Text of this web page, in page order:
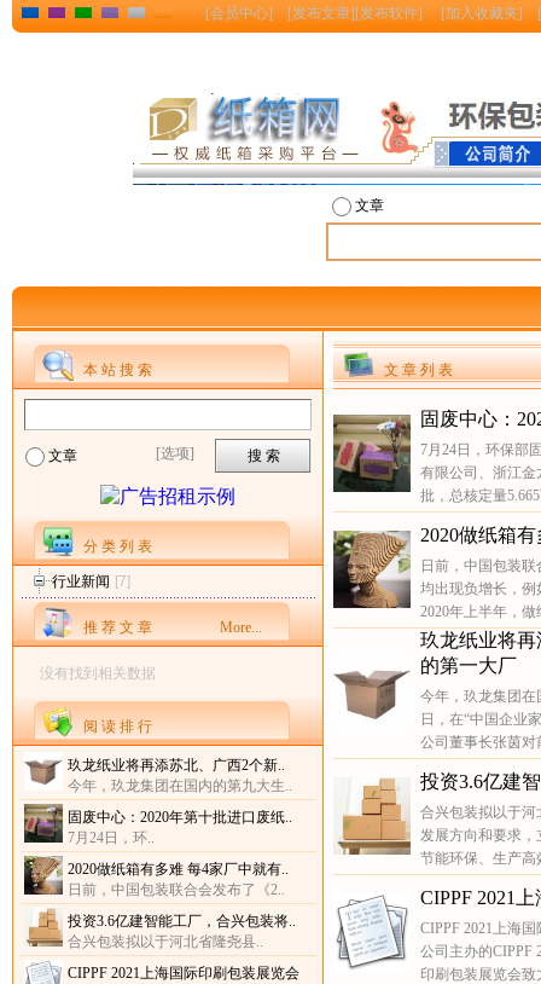
[会员中心] [发布文章][发布软件] [加入收藏夹] [
文章
本 站 搜 索
文章 [选项]
分 类 列 表
行业新闻 [7]
推 荐 文 章 More...
没有找到相关数据
阅 读 排 行
玖龙纸业将再添苏北、广西2个新..
今年，玖龙集团在国内的第九大生..
固废中心：2020年第十批进口废纸..
7月24日，环..
2020做纸箱有多难 每4家厂中就有..
日前，中国包装联合会发布了《2..
投资3.6亿建智能工厂，合兴包装将..
合兴包装拟以于河北省隆尧县..
CIPPF 2021上海国际印刷包装展览会
文 章 列 表
固废中心：
7月24日，环保部
有限公司、浙江
批，总核定量
2020做纸箱
日前，中国包装
均出现负增长，例
2020年上半年，
玖龙纸业将
的第一大厂
今年，玖龙集团在
日，在“中国企业
公司董事长张茵对
投资3.6亿建
合兴包装拟以于河
发展方向和要求，
节能环保、生产高
CIPPF 2021
CIPPF 2021上海国
公司主办的CIPPF
印刷包装展览会